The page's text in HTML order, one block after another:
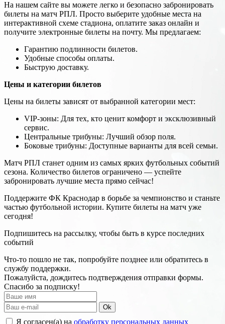
На нашем сайте вы можете легко и безопасно забронировать
билеты на матч РПЛ. Просто выберите удобные места на
интерактивной схеме стадиона, оплатите заказ онлайн и
получите электронные билеты на почту. Мы предлагаем:
Гарантию подлинности билетов.
Удобные способы оплаты.
Быструю доставку.
Цены и категории билетов
Цены на билеты зависят от выбранной категории мест:
VIP-зоны: Для тех, кто ценит комфорт и эксклюзивный
сервис.
Центральные трибуны: Лучший обзор поля.
Боковые трибуны: Доступные варианты для всей семьи.
Матч РПЛ станет одним из самых ярких футбольных событий
сезона. Количество билетов ограничено — успейте
забронировать лучшие места прямо сейчас!
Поддержите ФК Краснодар в борьбе за чемпионство и станьте
частью футбольной истории. Купите билеты на матч уже
сегодня!
Подпишитесь на рассылку, чтобы быть в курсе последних
событий
Что-то пошло не так, попробуйте позднее или обратитесь в
службу поддержки.
Пожалуйста, дождитесь подтверждения отправки формы.
Спасибо за подписку!
Ok
Я согласен(а) на обработку персональных данных